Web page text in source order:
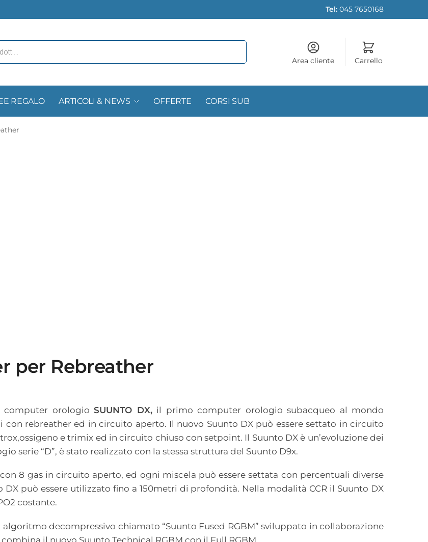
Tel: 045 7650168
Area cliente Carrello
REGALO ARTICOLI & NEWS OFFERTE CORSI SUB
per Rebreather
computer orologioSUUNTO DX,il primo computer orologio subacqueo al mondo
rebreather ed in circuito aperto. Il nuovo Suunto DX può essere settato in circuito
e trimix ed in circuito chiuso con setpoint. Il Suunto DX è un’evoluzione dei
serie “D”, è stato realizzato con la stessa struttura del Suunto D9x.
8 gas in circuito aperto, ed ogni miscela può essere settata con percentuali diverse
DX può essere utilizzato fino a 150metri di profondità. Nella modalità CCR il Suunto DX
costante.
decompressivo chiamato “Suunto Fused RGBM” sviluppato in collaborazione
il nuovo Suunto Technical RGBM con il Full RGBM.